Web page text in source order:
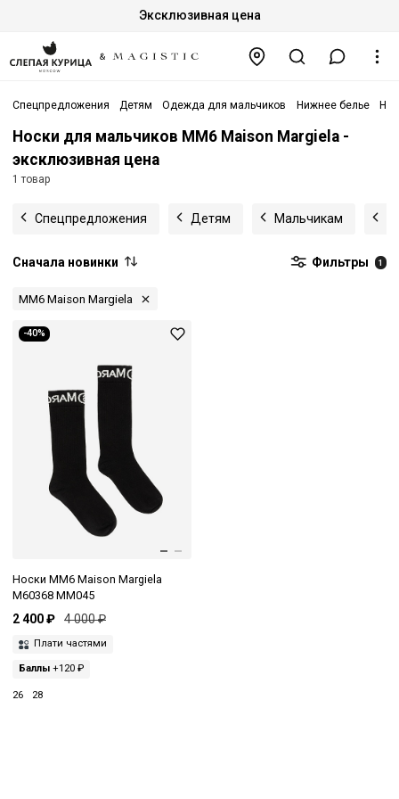
Эксклюзивная цена
Спецпредложения Детям Одежда для мальчиков Нижнее белье
Носки для мальчиков MM6 Maison Margiela -
эксклюзивная цена
1 товар
Спецпредложения Детям Мальчикам
Сначала новинки Фильтры 1
MM6 Maison Margiela
-40%
Носки MM6 Maison Margiela
M60368 MM045
2 400 ₽ 4 000 ₽
Плати частями
Баллы +120 ₽
26 28